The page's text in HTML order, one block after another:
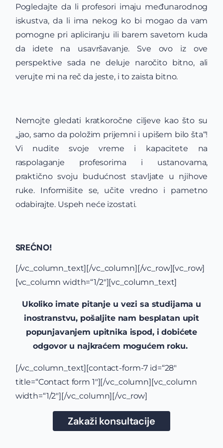
Pogledajte da li profesori imaju međunarodnog
iskustva, da li ima nekog ko bi mogao da vam
pomogne pri apliciranju ili barem savetom kuda
da idete na usavršavanje. Sve ovo iz ove
perspektive sada ne deluje naročito bitno, ali
verujte mi na reč da jeste, i to zaista bitno.
Nemojte gledati kratkoročne ciljeve kao što su
„jao, samo da položim prijemni i upišem bilo šta“!
Vi nudite svoje vreme i kapacitete na
raspolaganje profesorima i ustanovama,
praktično svoju budućnost stavljate u njihove
ruke. Informišite se, učite vredno i pametno
odabirajte. Uspeh neće izostati.
SREĆNO!
[/vc_column_text][/vc_column][/vc_row][vc_row]
[vc_column width=“1/2″][vc_column_text]
Ukoliko imate pitanje u vezi sa studijama u
inostranstvu, pošaljite nam besplatan upit
popunjavanjem upitnika ispod, i dobićete
odgovor u najkraćem mogućem roku.
[/vc_column_text][contact-form-7 id=“28″
title=“Contact form 1″][/vc_column][vc_column
width=“1/2″][/vc_column][/vc_row]
Zakaži konsultacije